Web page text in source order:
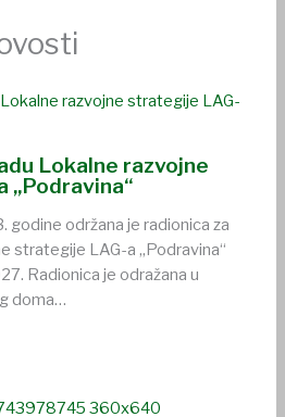
Lokalne razvojne
„Podravina“
godine održana je radionica za
strategije LAG-a „Podravina“
Radionica je odražana u
doma…